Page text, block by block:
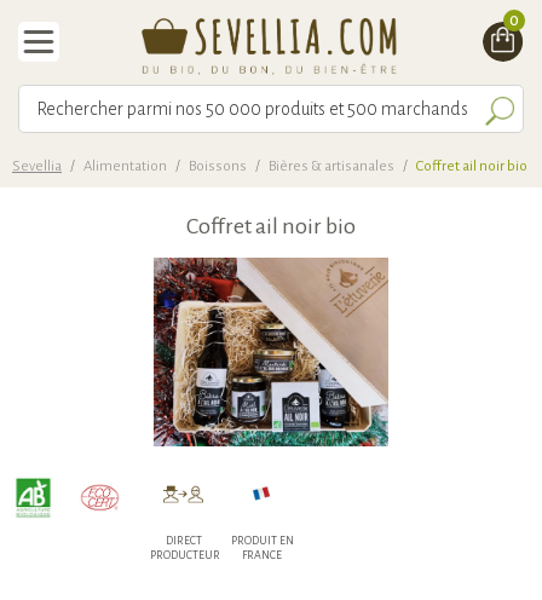
0
Sevellia / Alimentation / Boissons / Bières & artisanales / Coffret ail noir bio
Coffret ail noir bio
DIRECT
PRODUCTEUR
PRODUIT EN
FRANCE